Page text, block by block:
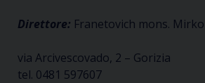
Direttore: Franetovich mons. Mirko
via Arcivescovado, 2 – Gorizia
tel. 0481 597607